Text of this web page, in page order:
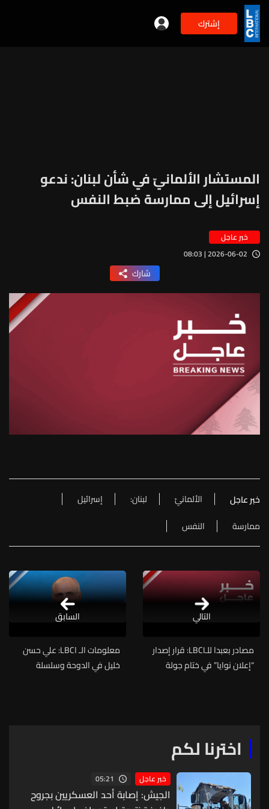
إشترك
المستشار الألمانيّ في شأن لبنان: ندعو
إسرائيل إلى ممارسة ضبط النفس
خبر عاجل
2026-06-02 | 08:03
شارك
خبر عاجل الألمانيّ لبنان:
إسرائيل
ممارسة
النفس
التالي
مصادر بعبدا للـLBCI: قرار إصدار
“إعلان نوايا” في ختام جولة
معلومات الـ اLBC: علي حسن
خليل في الدوحة وسلسلة
السابق
اخترنا لكم
خبر عاجل 05:21
الجيش: إصابة أحد العسكريين بجروح